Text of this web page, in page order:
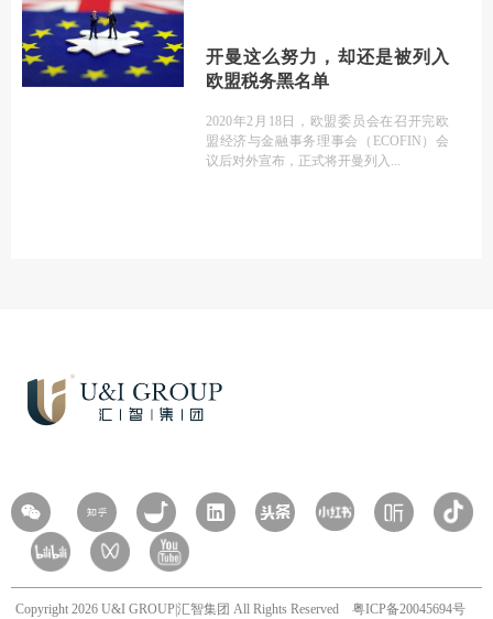
开曼这么努力，却还是被列入
欧盟税务黑名单
2020年2月18日，欧盟委员会在召开完欧
盟经济与金融事务理事会（ECOFIN）会
议后对外宣布，正式将开曼列入
Copyright 2026 U&I GROUP|汇智集团 All Rights Reserved 粤ICP备20045694号